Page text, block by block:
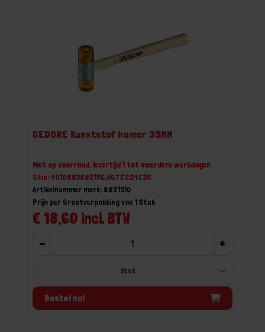
GEDORE Kunststof hamer 35MM
Niet op voorraad, levertijd 1 tot meerdere werkdagen
Gtin: 4010883882156,HGTE224E35
Artikelnummer merk: 8821510
€ 18,60 incl. BTW
Prijs per Grootverpakking van 1 Stuk
- +
Bestel nu!